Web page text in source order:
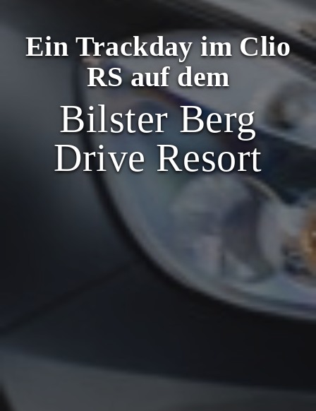
Ein Trackday im Clio
RS auf dem
Bilster Berg
Drive Resort